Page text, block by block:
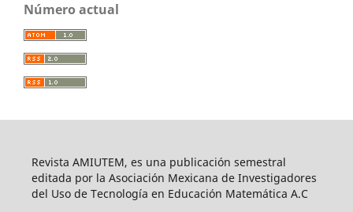
Número actual
Revista AMIUTEM, es una publicación semestral
editada por la Asociación Mexicana de Investigadores
del Uso de Tecnología en Educación Matemática A.C